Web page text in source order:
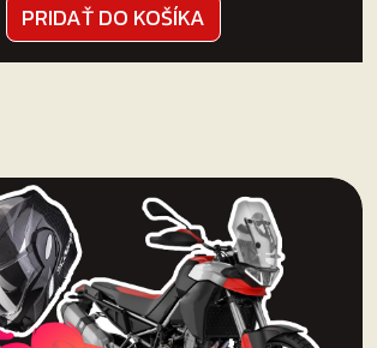
PRIDAŤ DO KOŠÍKA